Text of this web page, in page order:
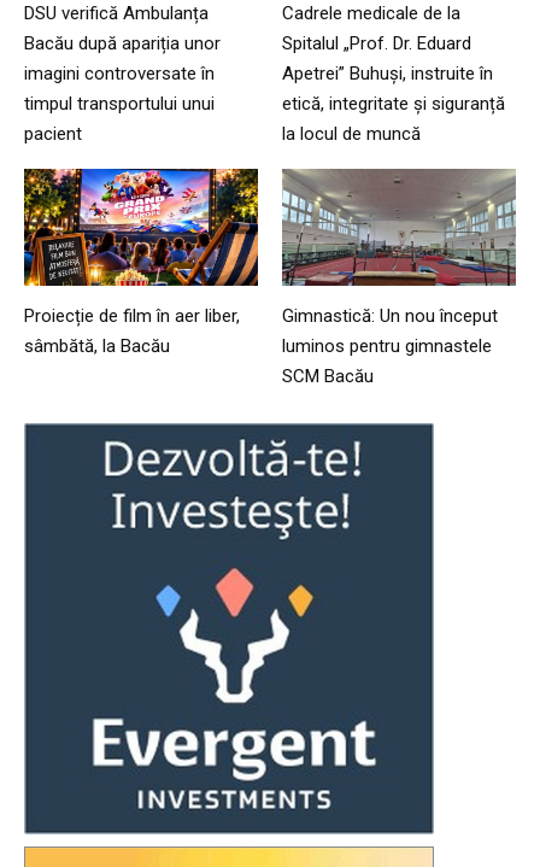
DSU verifică Ambulanța
Bacău după apariția unor
imagini controversate în
timpul transportului unui
pacient
Cadrele medicale de la
Spitalul „Prof. Dr. Eduard
Apetrei” Buhuși, instruite în
etică, integritate și siguranță
la locul de muncă
Proiecție de film în aer liber,
sâmbătă, la Bacău
Gimnastică: Un nou început
luminos pentru gimnastele
SCM Bacău